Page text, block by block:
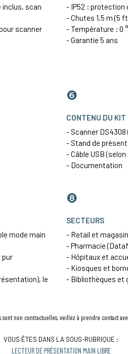
inclus, scan
scanner
- IP52 : protection
- Chutes 1,5 m (5
- Température : 0
- Garantie 5 ans
❻
CONTENU DU
- Scanner DS4308
- Stand de
- Câble USB
- Documentation
mode main
pur
le
❽
SECTEURS
- Retail et
- Pharmacie
- Hôpitaux et
- Kiosques et
- Bibliothèques et
sont non contractuelles, veillez à prendre contact
VOUS ÊTES DANS LA SOUS-RUBRIQUE :
LECTEUR DE PRÉSENTATION MAIN LIBRE